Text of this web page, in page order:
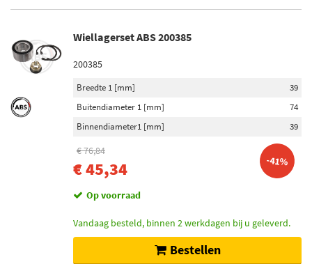
Wiellagerset ABS 200385
200385
Breedte 1 [mm]
39
Buitendiameter 1 [mm]
74
Binnendiameter1 [mm]
39
€ 76,84
€ 45,34 -41%
Op voorraad
Vandaag besteld, binnen 2 werkdagen bij u geleverd.
Bestellen